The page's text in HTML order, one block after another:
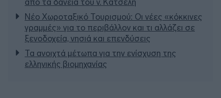
Νέο Χωροταξικό Τουρισμού: Οι νέες «κόκκινες
γραμμές» για το περιβάλλον και τι αλλάζει σε
ξενοδοχεία, νησιά και επενδύσεις
Τα ανοιχτά μέτωπα για την ενίσχυση της
ελληνικής βιομηχανίας